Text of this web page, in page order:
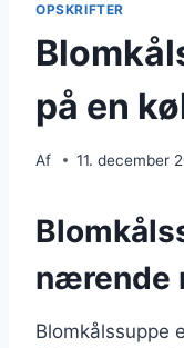
OPSKRIFTER
på en
Af 11. december
nærende
Blomkålssuppe